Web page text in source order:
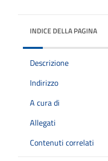
INDICE DELLA PAGINA
Descrizione
Indirizzo
A cura di
Allegati
Contenuti correlati